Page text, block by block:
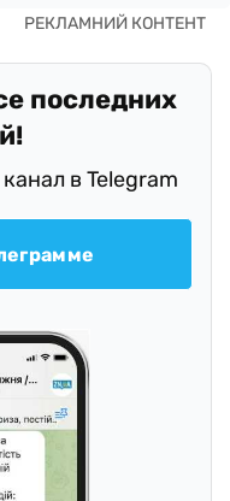
последних
в Telegram